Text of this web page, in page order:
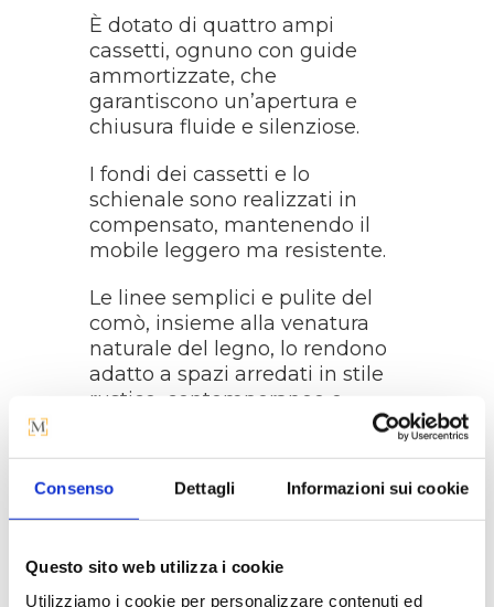
Consenso Dettagli Informazioni sui cookie
Questo sito web utilizza i cookie
Utilizziamo i cookie per personalizzare contenuti ed
È dotato di quattro ampi
cassetti, ognuno con guide
ammortizzate, che
garantiscono un’apertura e
chiusura fluide e silenziose.
I fondi dei cassetti e lo
schienale sono realizzati in
compensato, mantenendo il
mobile leggero ma resistente.
Le linee semplici e pulite del
comò, insieme alla venatura
naturale del legno, lo rendono
adatto a spazi arredati in stile
rustico, contemporaneo o
nordico, aggiungendo un tocco
MISURE:
Larghezza: 120 cm